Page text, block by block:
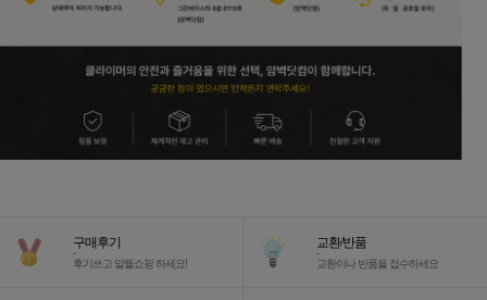
구매후기
-
후기쓰고 알뜰쇼핑 하세요!
교환/반품
-
교환이나 반품을 접수하세요